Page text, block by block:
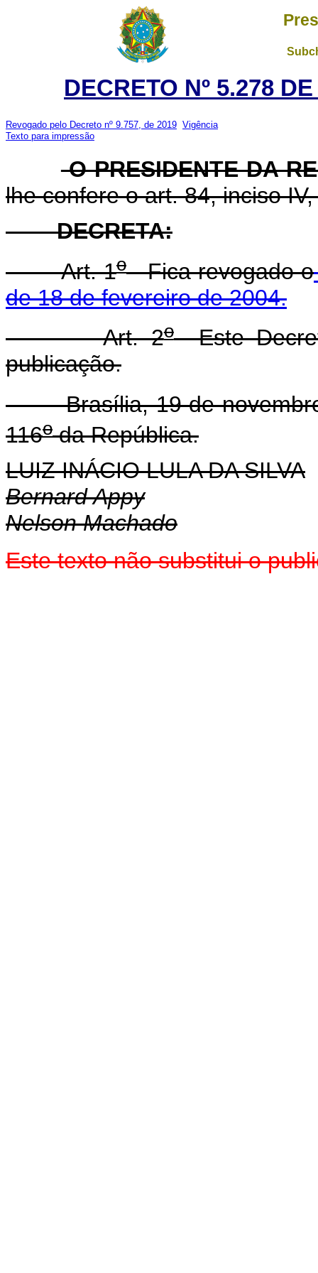
DECRETO Nº 5.278
Revogado pelo Decreto nº 9.757, de 2019 Vigência
Texto para impressão
O PRESIDENTE DA
lhe confere o art. 84, inciso
DECRETA:
Art. 1oFica revogado o
de 18 de fevereiro de 2004.
Art. 2oEste
publicação.
Brasília, 19 de novembro
116oda República.
LUIZ INÁCIO LULA DA SILVA
Bernard Appy
Nelson Machado
Este texto não substitui o